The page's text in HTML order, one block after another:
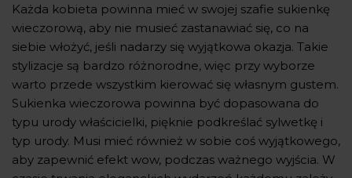
Każda kobieta powinna mieć w swojej szafie sukienkę
wieczorową, aby nie musieć zastanawiać się, co na
siebie włożyć, jeśli nadarzy się wyjątkowa okazja. Takie
stylizacje są bardzo różnorodne, więc przy wyborze
warto przede wszystkim kierować się własnym gustem.
Sukienka wieczorowa powinna być dopasowana do
typu urody właścicielki, pięknie podkreślać sylwetkę i
typ urody. Musi mieć również w sobie coś wyjątkowego,
aby zapewnić efekt wow, podczas ważnego wyjścia. W